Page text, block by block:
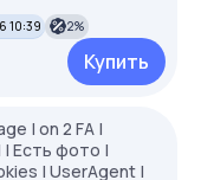
10:39 2%
Купить
| on 2 FA |
Есть фото |
| UserAgent |